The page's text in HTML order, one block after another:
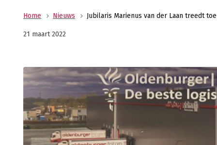
Home Nieuws Jubilaris Marienus van der Laan treedt
21 maart 2022